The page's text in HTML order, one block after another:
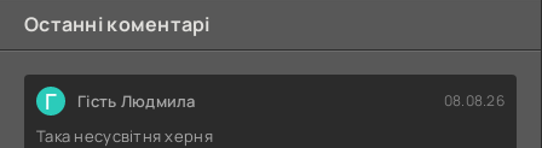
Останні коментарі
Г Гість Людмила 08.08.26
Така несусвітня херня